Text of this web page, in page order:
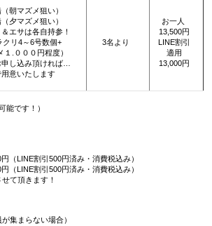
朝マズメ狙い）
夕マズメ狙い）
エサは各自持参！
クリ4～6号数個+
１.０００円程度）
し込み頂ければ…
用意いたします
3名より
お一人
13,500円
LINE割引
適用
13,000円
能です！）
（LINE割引500円済み・消費税込み）
（LINE割引500円済み・消費税込み）
て頂きます！
集まらない場合）